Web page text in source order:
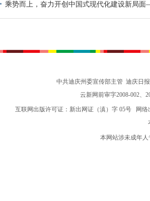
乘势而上，奋力开创中国式现代化建设新局
志谈贯彻落实党的二十届四中全会精神